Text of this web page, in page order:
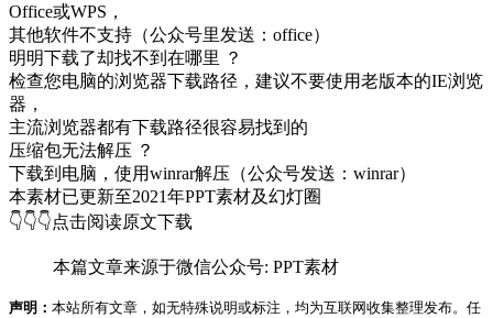
Office或WPS，
其他软件不支持（公众号里发送：office）
明明下载了却找不到在哪里 ？
检查您电脑的浏览器下载路径，建议不要使用老版本的IE浏览
器，
主流浏览器都有下载路径很容易找到的
压缩包无法解压 ？
下载到电脑，使用winrar解压（公众号发送：winrar）
本素材已更新至2021年PPT素材及幻灯圈
👇👇👇点击阅读原文下载
本篇文章来源于微信公众号: PPT素材
声明： 本站所有文章，如无特殊说明或标注，均为互联网收集整理发布。任